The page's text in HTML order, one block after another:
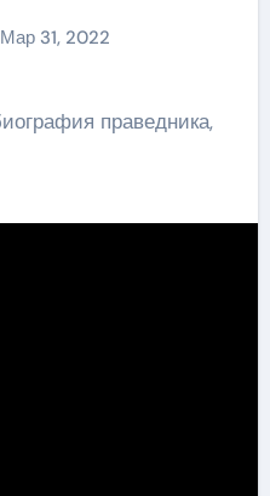
Мар 31, 2022